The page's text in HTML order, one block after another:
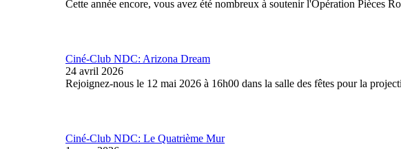
Cette année encore, vous avez été nombreux à soutenir l'Opération Pièces
Ciné-Club NDC: Arizona Dream
24 avril 2026
Rejoignez-nous le 12 mai 2026 à 16h00 dans la salle des fêtes pour la
Ciné-Club NDC: Le Quatrième Mur